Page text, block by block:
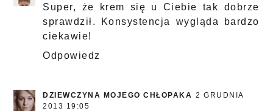
Super, że krem się u Ciebie tak dobrze
sprawdził. Konsystencja wygląda bardzo
ciekawie!
Odpowiedz
DZIEWCZYNA MOJEGO CHŁOPAKA 2 GRUDNIA
2013 19:05